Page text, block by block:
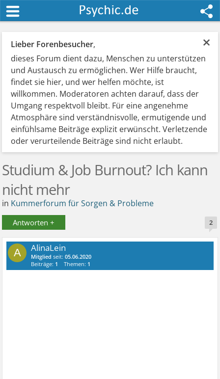
×
Lieber Forenbesucher,
dieses Forum dient dazu, Menschen zu unterstützen
und Austausch zu ermöglichen. Wer Hilfe braucht,
findet sie hier, und wer helfen möchte, ist
willkommen. Moderatoren achten darauf, dass der
Umgang respektvoll bleibt. Für eine angenehme
Atmosphäre sind verständnisvolle, ermutigende und
einfühlsame Beiträge explizit erwünscht. Verletzende
oder verurteilende Beiträge sind nicht erlaubt.
Studium & Job Burnout? Ich kann
nicht mehr
in Kummerforum für Sorgen & Probleme
Antworten + 2
A AlinaLein
Mitglied seit:05.06.2020
Beiträge: 1 Themen: 1